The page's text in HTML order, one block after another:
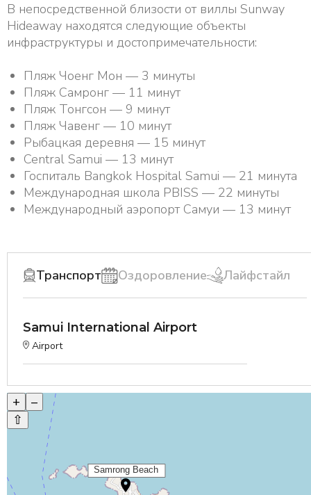
В непосредственной близости от виллы Sunway
Hideaway находятся следующие объекты
инфраструктуры и достопримечательности:
Пляж Чоенг Мон — 3 минуты
Пляж Самронг — 11 минут
Пляж Тонгсон — 9 минут
Пляж Чавенг — 10 минут
Рыбацкая деревня — 15 минут
Central Samui — 13 минут
Госпиталь Bangkok Hospital Samui — 21 минута
Международная школа PBISS — 22 минуты
Международный аэропорт Самуи — 13 минут
Транспорт Оздоровление Лайфстайл
Samui International Airport
Airport
+
–
⇧